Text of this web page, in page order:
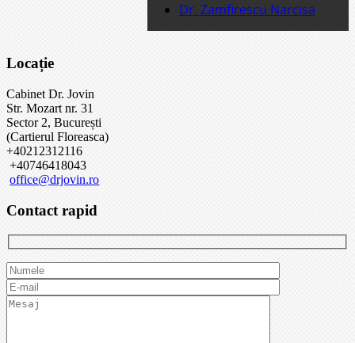
Dr. Zamfirescu Narcisa
Locație
Cabinet Dr. Jovin
Str. Mozart nr. 31
Sector 2, București
(Cartierul Floreasca)
+40212312116
+40746418043
office@drjovin.ro
Contact rapid